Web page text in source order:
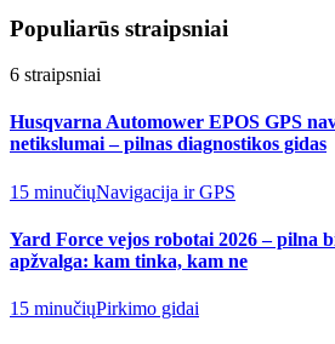
Populiarūs straipsniai
6 straipsniai
Husqvarna Automower EPOS GPS
netikslumai – pilnas diagnostikos gidas
15 minučiųNavigacija ir GPS
Yard Force vejos robotai 2026 – pilna
apžvalga: kam tinka, kam ne
15 minučiųPirkimo gidai